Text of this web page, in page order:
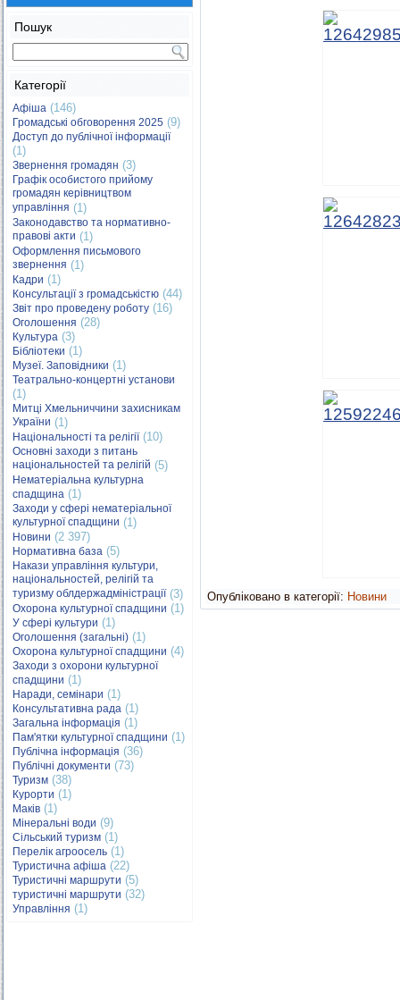
Пошук
Категорії
Афіша (146)
Громадські обговорення 2025 (9)
Доступ до публічної інформації
(1)
Звернення громадян (3)
Графік особистого прийому
громадян керівництвом
управління (1)
Законодавство та нормативно-
правові акти (1)
Оформлення письмового
звернення (1)
Кадри (1)
Консультації з громадськістю (44)
Звіт про проведену роботу (16)
Оголошення (28)
Культура (3)
Бібліотеки (1)
Музеї. Заповідники (1)
Театрально-концертні установи
(1)
Митці Хмельниччини захисникам
України (1)
Національності та релігії(10)
Основні заходи з питань
національностей та релігій (5)
Нематеріальна культурна
спадщина (1)
Заходи у сфері нематеріальної
культурної спадщини (1)
Новини (2 397)
Нормативна база (5)
Накази управління культури,
національностей, релігій та
туризму облдержадміністрації(3)
Охорона культурної спадщини (1)
У сфері культури (1)
Оголошення (загальні) (1)
Охорона культурної спадщини (4)
Заходи з охорони культурної
спадщини (1)
Наради, семінари (1)
Консультативна рада (1)
Загальна інформація (1)
Пам'ятки культурної спадщини (1)
Публічна інформація (36)
Публічні документи (73)
Туризм (38)
Курорти (1)
Маків (1)
Мінеральні води (9)
Сільський туризм (1)
Перелік агроосель (1)
Туристична афіша (22)
Туристичні маршрути (5)
туристичні маршрути (32)
Управління (1)
Опубліковано в категорії: Новини